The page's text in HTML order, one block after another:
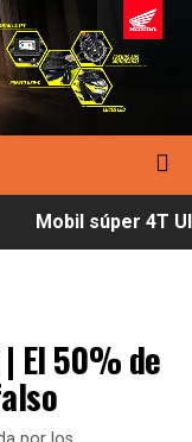
Mobil súper 4T
El 50% de